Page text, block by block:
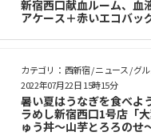
新宿西口献血ルーム、血
アケース＋赤いエコバッ
カテゴリ： 西新宿 / ニュース / グ
暑い夏はうなぎを食べ
ラめし新宿西口1号店「
ゅう丼〜山芋とろろのせ
2022年07月22日 15時15分